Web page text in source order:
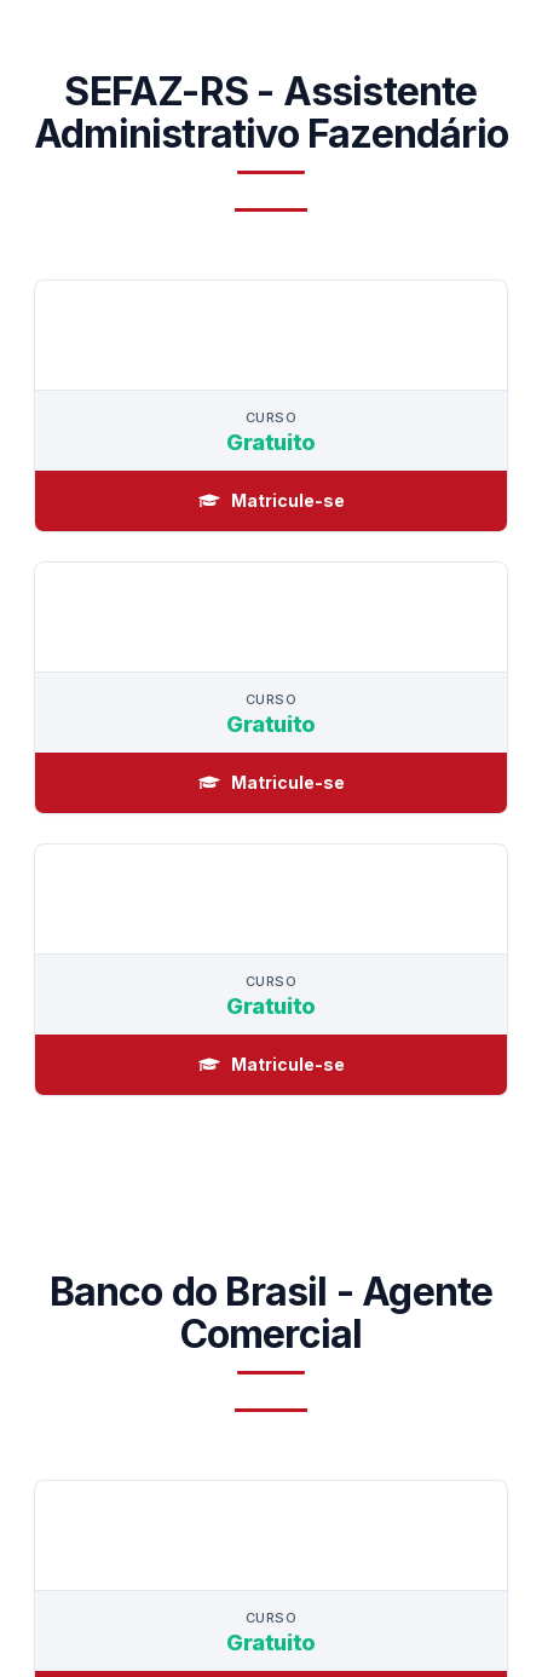
SEFAZ-RS - Assistente
Administrativo Fazendário
CURSO
Gratuito
Matricule-se
CURSO
Gratuito
Matricule-se
CURSO
Gratuito
Matricule-se
Banco do Brasil - Agente
Comercial
CURSO
Gratuito